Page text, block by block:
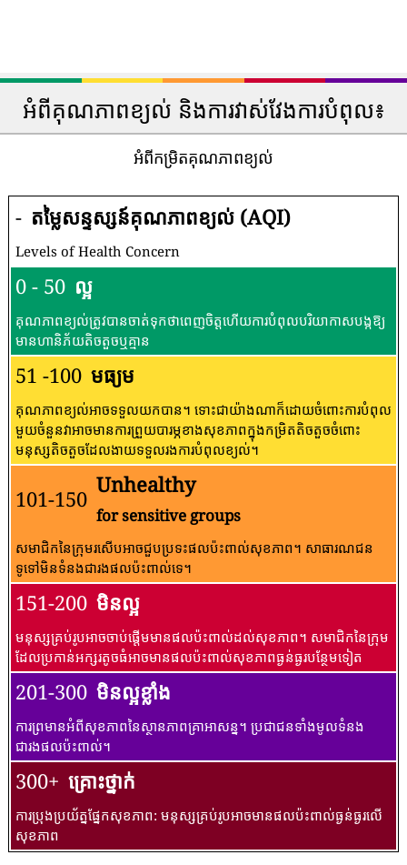
អំពីគុណភាពខ្យល់ និងការវាស់វែងការបំពុល៖
អំពីកម្រិតគុណភាពខ្យល់
- តម្លៃសន្ទស្សន៍គុណភាពខ្យល់ (AQI)
Levels of Health Concern
0 - 50 ល្អ
គុណភាពខ្យល់ត្រូវបានចាត់ទុកថាពេញចិត្តហើយការបំពុលបរិយាកាសបង្កឱ្យ
មានហានិភ័យតិចតួចឬគ្មាន
51 -100 មធ្យម
គុណភាពខ្យល់អាចទទួលយកបាន។ ទោះជាយ៉ាងណាក៏ដោយចំពោះការបំពុល
មួយចំនួនវាអាចមានការព្រួយបារម្ភខាងសុខភាពក្នុងកម្រិតតិចតួចចំពោះ
មនុស្សតិចតួចដែលងាយទទួលរងការបំពុលខ្យល់។
101-150
Unhealthy
for sensitive groups
សមាជិកនៃក្រុមរសើបអាចជួបប្រទះផលប៉ះពាល់សុខភាព។ សាធារណជន​
ទូទៅ​មិន​ទំនង​ជា​រង​ផល​ប៉ះពាល់​ទេ។
151-200 មិនល្អ
មនុស្សគ្រប់រូបអាចចាប់ផ្តើមមានផលប៉ះពាល់ដល់សុខភាព។ សមាជិកនៃក្រុម
ដែលប្រកាន់អក្សរតូចធំអាចមានផលប៉ះពាល់សុខភាពធ្ងន់ធ្ងរបន្ថែមទៀត
201-300 មិនល្អខ្លាំង
ការព្រមានអំពីសុខភាពនៃស្ថានភាពគ្រាអាសន្ន។ ប្រជាជនទាំងមូលទំនង
ជារងផលប៉ះពាល់។
300+ គ្រោះថ្នាក់
ការប្រុងប្រយ័ត្នផ្នែកសុខភាព: មនុស្សគ្រប់រូបអាចមានផលប៉ះពាល់ធ្ងន់ធ្ងរលើ
សុខភាព